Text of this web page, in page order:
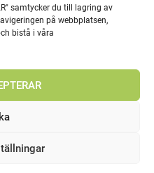
samtycker du till lagring av
på webbplatsen,
bistå i våra
Alla rättigheter reserverade